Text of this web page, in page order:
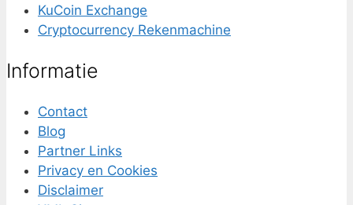
KuCoin Exchange
Cryptocurrency Rekenmachine
Informatie
Contact
Blog
Partner Links
Privacy en Cookies
Disclaimer